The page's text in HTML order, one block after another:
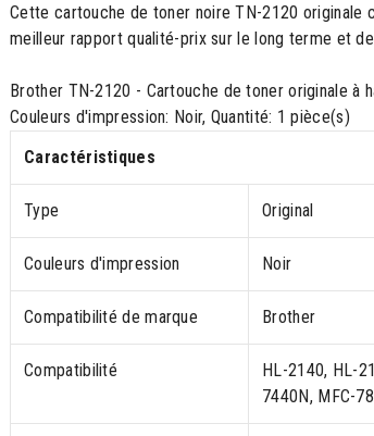
Cette cartouche de toner noire TN-2120 originale
meilleur rapport qualité-prix sur le long terme et
Brother TN-2120 - Cartouche de toner originale à
Couleurs d'impression: Noir, Quantité: 1 pièce(s)
Caractéristiques
Type Original
Couleurs d'impression Noir
Compatibilité de marque Brother
Compatibilité
HL-2140, HL-
7440N, MFC-